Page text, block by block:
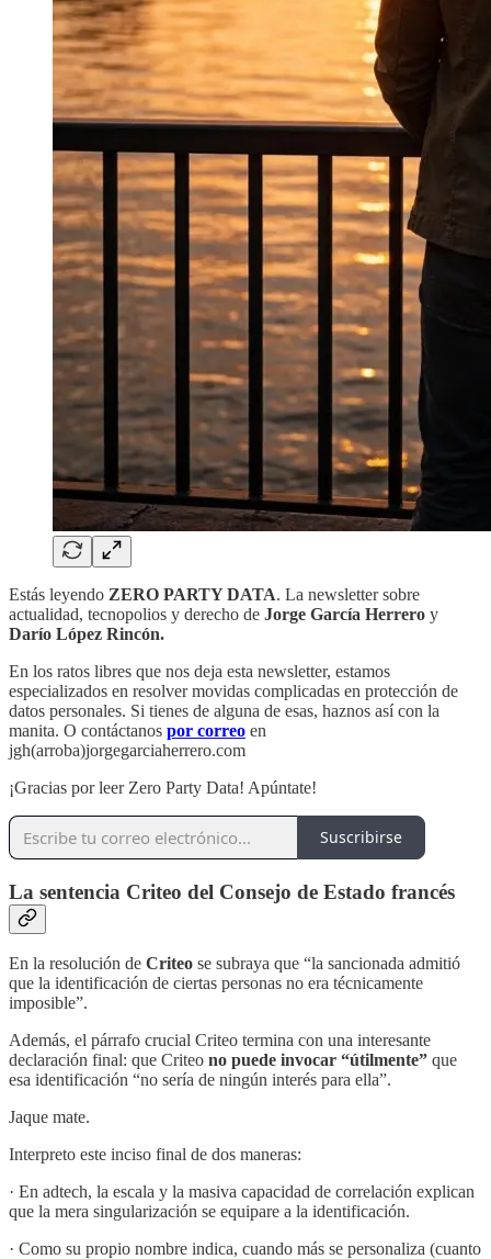
Estás leyendo ZERO PARTY DATA. La newsletter sobre
actualidad, tecnopolios y derecho de Jorge García Herrero y
Darío López Rincón.
En los ratos libres que nos deja esta newsletter, estamos
especializados en resolver movidas complicadas en protección de
datos personales. Si tienes de alguna de esas, haznos así con la
manita. O contáctanos por correo en
jgh(arroba)jorgegarciaherrero.com
¡Gracias por leer Zero Party Data! Apúntate!
Suscribirse
La sentencia Criteo del Consejo de Estado francés
En la resolución de Criteo se subraya que “la sancionada admitió
que la identificación de ciertas personas no era técnicamente
imposible”.
Además, el párrafo crucial Criteo termina con una interesante
declaración final: que Criteo no puede invocar “útilmente” que
esa identificación “no sería de ningún interés para ella”.
Jaque mate.
Interpreto este inciso final de dos maneras:
· En adtech, la escala y la masiva capacidad de correlación explican
que la mera singularización se equipare a la identificación.
· Como su propio nombre indica, cuando más se personaliza (cuanto